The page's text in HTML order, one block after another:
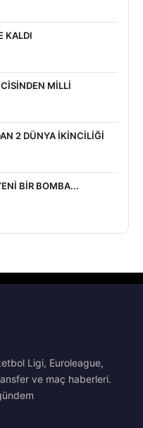
KALDI
MİLLİ
2 DÜNYA İKİNCİLİĞİ
BİR BOMBA...
Ligi, Euroleague,
ve maç haberleri.